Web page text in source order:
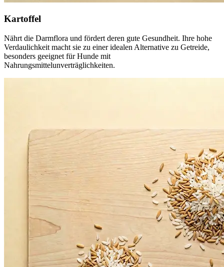
Kartoffel
Nährt die Darmflora und fördert deren gute Gesundheit. Ihre hohe
Verdaulichkeit macht sie zu einer idealen Alternative zu Getreide,
besonders geeignet für Hunde mit
Nahrungsmittelunverträglichkeiten.